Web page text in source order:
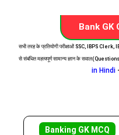
Bank GK
सभी तरह के प्रतियोगी परीक्षाओं SSC, IBPS
से संबंधित महत्वपूर्ण सामान्य ज्ञान के
in Hindi
Banking GK MCQ